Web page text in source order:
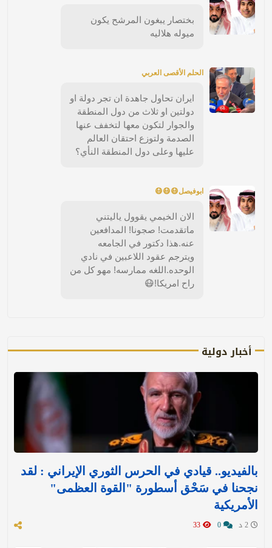
بختصار يبغون المرشح يكون
ميوله هلاليه
الحلم الأقصى العربي
ايران تحاول جاهدة ان تجر دولة او
دولتين او ثلاث من دول المنطقة
والجوار لتكون معها لتخفف عنها
الصدمة ولتوزع احتقان العالم
عليها وعلى دول المنطقة النأي؟
ابوفيصل😷😷😷
الان الخيمي يقوول ياليتني
ماتقدمت! صجونا! المدافعين
عنه.هذا دكتور في الجامعه
ويترجم عقود اللاعبين في نادي
الوحده.اللغه ممارسه! مهو كل من
راح امريكا!😷
أخبار دولية
بالفيديو.. قيادي في الحرس الثوري الإيراني : لقد
نجحنا في سَحْق أسطورة "القوة العظمى"
الأمريكية